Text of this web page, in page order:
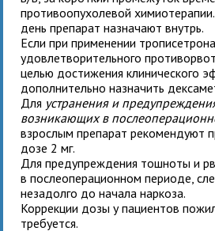
противоопухолевой
день препарат назначают внутрь.
Если при применении
удовлетворительного
целью достижения клинического
дополнительно назначить
Для устранения и
возникающих в
взрослымпрепарат рекомендуют
дозе 2 мг.
Для предупреждения тошноты и
в послеоперационном периоде,
незадолго до начала наркоза.
Коррекции дозыупациентов
требуется.